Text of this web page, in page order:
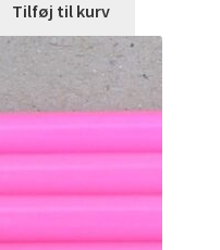
Kr..
Tilføj til kurv